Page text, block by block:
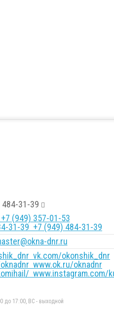
31-39
(949) 357-01-53
+7 (949) 484-31-39
dnr.ru
vk.com/okonshik_dnr
www.ok.ru/oknadnr
www.instagram.com/
до 17:00, ВС - выходной